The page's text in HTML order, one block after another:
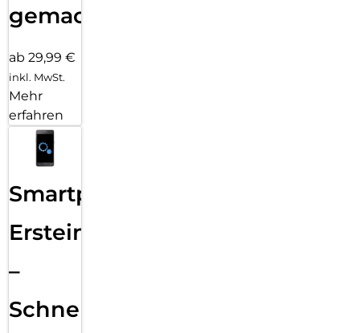
gemacht!
ab 29,99 €
inkl. MwSt.
Mehr
erfahren
Smartphone
Ersteinrichtung
–
Schnelle